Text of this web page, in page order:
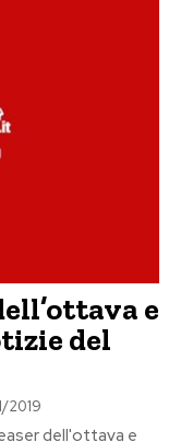
e
del
2019
dell'ottava e